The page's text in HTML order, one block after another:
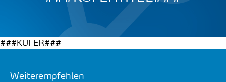
###KUFER###
Weiterempfehlen